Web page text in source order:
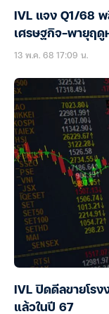
IVL แจง Q1/68
เศรษฐกิจ-พายุฤดู
13 พ.ค. 68 17:09 น.
IVL ปิดดีลขายโร
แล้วในปี 67